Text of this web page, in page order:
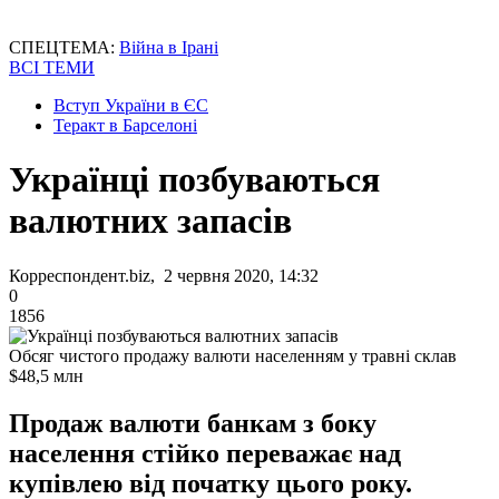
СПЕЦТЕМА: Війна в Ірані
ВСІ ТЕМИ
Вступ України в ЄС
Теракт в Барселоні
Українці позбуваються
валютних запасів
Корреспондент.biz, 2 червня 2020, 14:32
0
1856
Обсяг чистого продажу валюти населенням у травні склав
$48,5 млн
Продаж валюти банкам з боку
населення стійко переважає над
купівлею від початку цього року.